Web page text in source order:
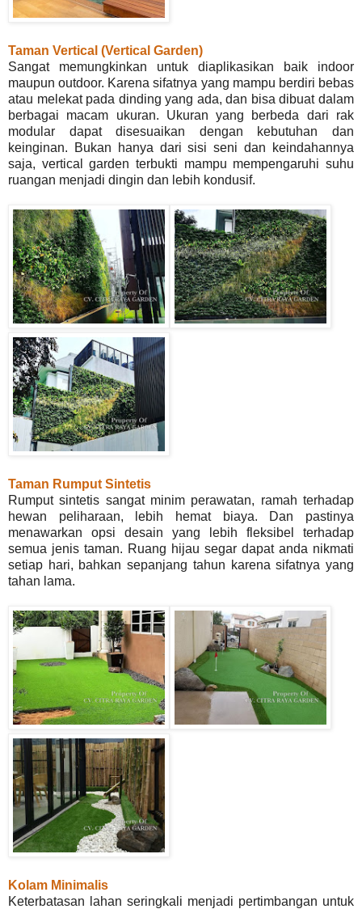
Taman Vertical (Vertical Garden)
Sangat memungkinkan untuk diaplikasikan baik indoor
maupun outdoor. Karena sifatnya yang mampu berdiri bebas
atau melekat pada dinding yang ada, dan bisa dibuat dalam
berbagai macam ukuran. Ukuran yang berbeda dari rak
modular dapat disesuaikan dengan kebutuhan dan
keinginan. Bukan hanya dari sisi seni dan keindahannya
saja, vertical garden terbukti mampu mempengaruhi suhu
ruangan menjadi dingin dan lebih kondusif.
Taman Rumput Sintetis
Rumput sintetis sangat minim perawatan, ramah terhadap
hewan peliharaan, lebih hemat biaya. Dan pastinya
menawarkan opsi desain yang lebih fleksibel terhadap
semua jenis taman. Ruang hijau segar dapat anda nikmati
setiap hari, bahkan sepanjang tahun karena sifatnya yang
tahan lama.
Kolam Minimalis
Keterbatasan lahan seringkali menjadi pertimbangan untuk